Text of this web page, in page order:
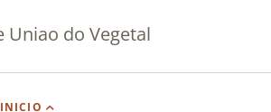
Uniao do Vegetal